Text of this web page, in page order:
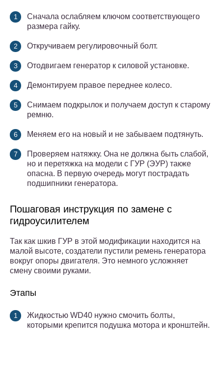
Сначала ослабляем ключом соответствующего
размера гайку.
Откручиваем регулировочный болт.
Отодвигаем генератор к силовой установке.
Демонтируем правое переднее колесо.
Снимаем подкрылок и получаем доступ к старому
ремню.
Меняем его на новый и не забываем подтянуть.
Проверяем натяжку. Она не должна быть слабой,
но и перетяжка на модели с ГУР (ЭУР) также
опасна. В первую очередь могут пострадать
подшипники генератора.
Пошаговая инструкция по замене с
гидроусилителем
Так как шкив ГУР в этой модификации находится на
малой высоте, создатели пустили ремень генератора
вокруг опоры двигателя. Это немного усложняет
смену своими руками.
Этапы
Жидкостью WD40 нужно смочить болты,
которыми крепится подушка мотора и кронштейн.